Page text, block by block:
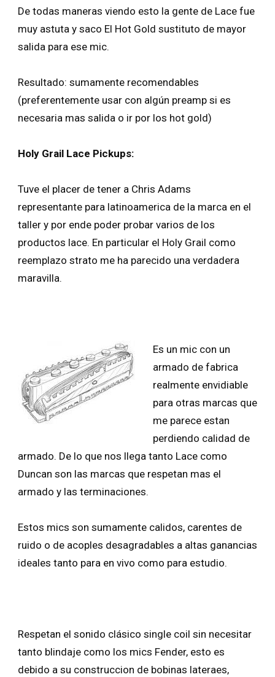
De todas maneras viendo esto la gente de Lace fue
muy astuta y saco El Hot Gold sustituto de mayor
salida para ese mic.
Resultado: sumamente recomendables
(preferentemente usar con algún preamp si es
necesaria mas salida o ir por los hot gold)
Holy Grail Lace Pickups:
Tuve el placer de tener a Chris Adams
representante para latinoamerica de la marca en el
taller y por ende poder probar varios de los
productos lace. En particular el Holy Grail como
reemplazo strato me ha parecido una verdadera
maravilla.
Es un mic con un
armado de fabrica
realmente envidiable
para otras marcas que
me parece estan
perdiendo calidad de
armado. De lo que nos llega tanto Lace como
Duncan son las marcas que respetan mas el
armado y las terminaciones.
Estos mics son sumamente calidos, carentes de
ruido o de acoples desagradables a altas ganancias
ideales tanto para en vivo como para estudio.
Respetan el sonido clásico single coil sin necesitar
tanto blindaje como los mics Fender, esto es
debido a su construccion de bobinas lateraes,